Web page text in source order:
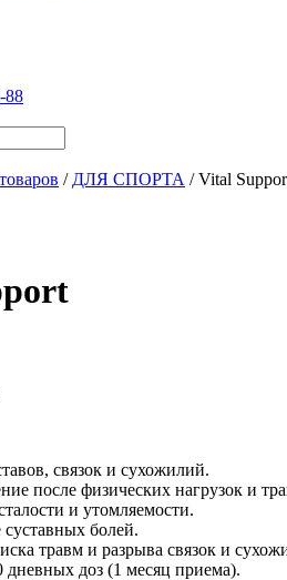
88
/ ДЛЯ СПОРТА /Vital
связок и сухожилий.
после физических нагрузок и
и утомляемости.
болей.
травм и разрыва связок и
доз (1 месяц приема).